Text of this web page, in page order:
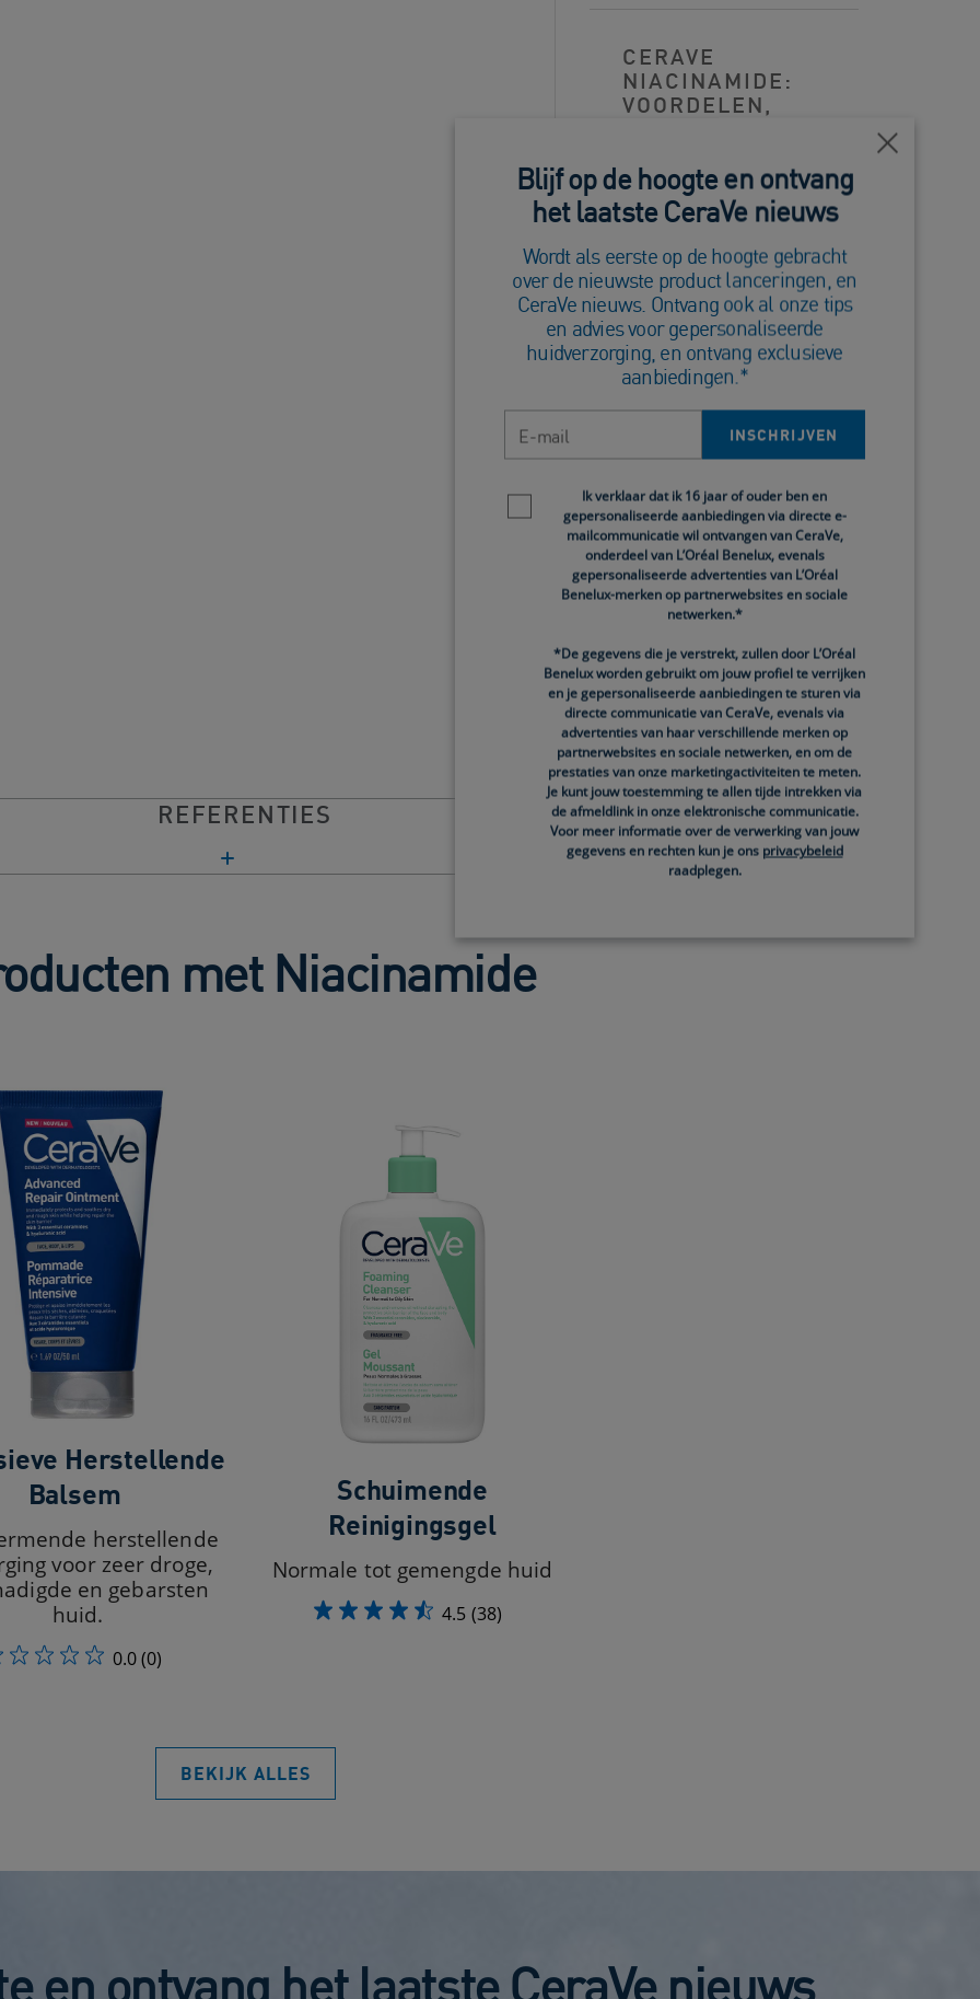
CERAVE
NIACINAMIDE:
VOORDELEN,
CERAVE
INGREDIËNTEN
IN CERAVE:
VOORDELEN &
GEBRUIK |
CERAVE NL-BE
INGREDIENTEN
UREUM -
ONTDEK DE
VOORDELEN |
CERAVE
VITAMINE E
REFERENTIES
met Niacinamide
Herstellende
Balsem ​
herstellende
voor zeer droge,
en gebarsten
huid.​
0.0(0)
Schuimende
Reinigingsgel
Normale tot gemengde huid
4.5 (38)
BEKIJK ALLES
en ontvang het laatste CeraVe nieuws
Close
Blijf op de hoogte en ontvang
het laatste CeraVe nieuws
Wordt als eerste op de hoogte gebracht
over de nieuwste product lanceringen, en
CeraVe nieuws. Ontvang ook al onze tips
en advies voor gepersonaliseerde
huidverzorging, en ontvang exclusieve
aanbiedingen.*
INSCHRIJVEN
Newsletter policyIk verklaar dat ik 16 jaar of ouder ben en
gepersonaliseerde aanbiedingen via directe e-
mailcommunicatie wil ontvangen van CeraVe,
onderdeel van L’Oréal Benelux, evenals
gepersonaliseerde advertenties van L’Oréal
Benelux-merken op partnerwebsites en sociale
netwerken.*
*De gegevens die je verstrekt, zullen door L’Oréal
Benelux worden gebruikt om jouw profiel te verrijken
en je gepersonaliseerde aanbiedingen te sturen via
directe communicatie van CeraVe, evenals via
advertenties van haar verschillende merken op
partnerwebsites en sociale netwerken, en om de
prestaties van onze marketingactiviteiten te meten.
Je kunt jouw toestemming te allen tijde intrekken via
de afmeldlink in onze elektronische communicatie.
Voor meer informatie over de verwerking van jouw
gegevens en rechten kun je ons privacybeleid
raadplegen.